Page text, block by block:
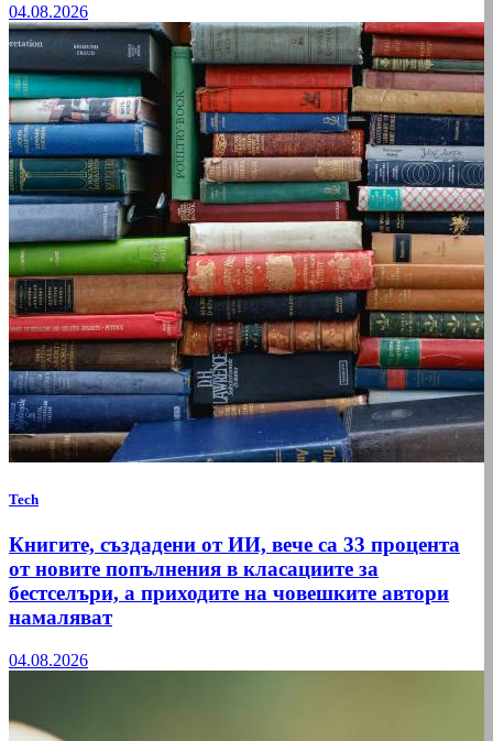
04.08.2026
Tech
Книгите, създадени от ИИ, вече са 33 процента
от новите попълнения в класациите за
бестселъри, а приходите на човешките автори
намаляват
04.08.2026